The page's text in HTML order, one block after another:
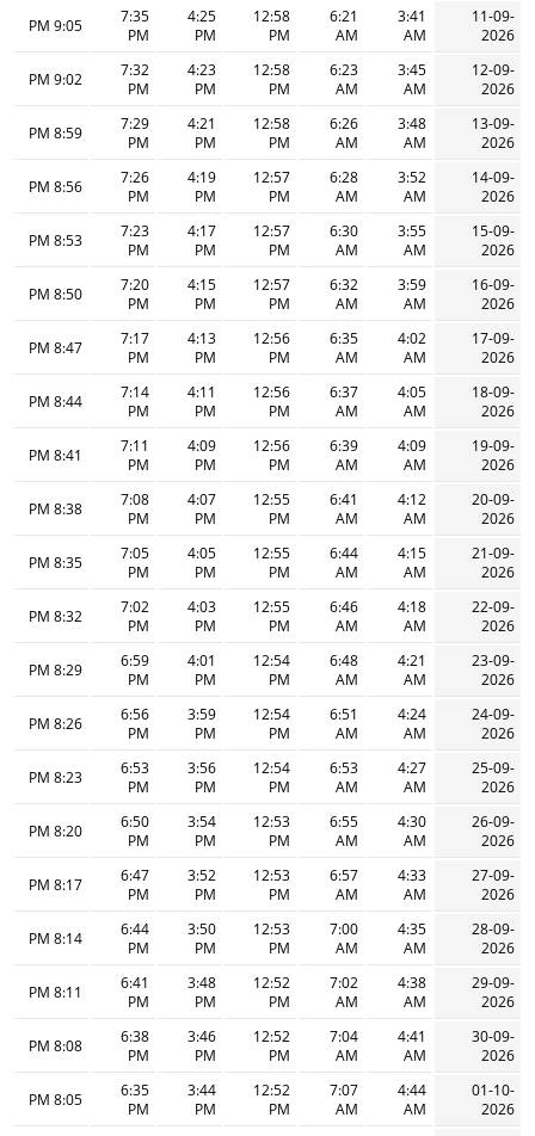
11-09-
2026
3:41
AM
6:21
AM
12:58
PM
4:25
PM
7:35
PM
9:05 PM
12-09-
2026
3:45
AM
6:23
AM
12:58
PM
4:23
PM
7:32
PM
9:02 PM
13-09-
2026
3:48
AM
6:26
AM
12:58
PM
4:21
PM
7:29
PM
8:59 PM
14-09-
2026
3:52
AM
6:28
AM
12:57
PM
4:19
PM
7:26
PM
8:56 PM
15-09-
2026
3:55
AM
6:30
AM
12:57
PM
4:17
PM
7:23
PM
8:53 PM
16-09-
2026
3:59
AM
6:32
AM
12:57
PM
4:15
PM
7:20
PM
8:50 PM
17-09-
2026
4:02
AM
6:35
AM
12:56
PM
4:13
PM
7:17
PM
8:47 PM
18-09-
2026
4:05
AM
6:37
AM
12:56
PM
4:11
PM
7:14
PM
8:44 PM
19-09-
2026
4:09
AM
6:39
AM
12:56
PM
4:09
PM
7:11
PM
8:41 PM
20-09-
2026
4:12
AM
6:41
AM
12:55
PM
4:07
PM
7:08
PM
8:38 PM
21-09-
2026
4:15
AM
6:44
AM
12:55
PM
4:05
PM
7:05
PM
8:35 PM
22-09-
2026
4:18
AM
6:46
AM
12:55
PM
4:03
PM
7:02
PM
8:32 PM
23-09-
2026
4:21
AM
6:48
AM
12:54
PM
4:01
PM
6:59
PM
8:29 PM
24-09-
2026
4:24
AM
6:51
AM
12:54
PM
3:59
PM
6:56
PM
8:26 PM
25-09-
2026
4:27
AM
6:53
AM
12:54
PM
3:56
PM
6:53
PM
8:23 PM
26-09-
2026
4:30
AM
6:55
AM
12:53
PM
3:54
PM
6:50
PM
8:20 PM
27-09-
2026
4:33
AM
6:57
AM
12:53
PM
3:52
PM
6:47
PM
8:17 PM
28-09-
2026
4:35
AM
7:00
AM
12:53
PM
3:50
PM
6:44
PM
8:14 PM
29-09-
2026
4:38
AM
7:02
AM
12:52
PM
3:48
PM
6:41
PM
8:11 PM
30-09-
2026
4:41
AM
7:04
AM
12:52
PM
3:46
PM
6:38
PM
8:08 PM
01-10-
2026
4:44
AM
7:07
AM
12:52
PM
3:44
PM
6:35
PM
8:05 PM